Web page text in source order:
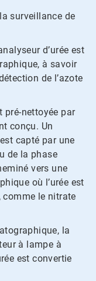
surveillance de
d’urée est
à savoir
de l’azote
pré-nettoyée par
conçu. Un
capté par une
de la phase
vers une
où l’urée est
comme le nitrate
la
à lampe à
est convertie